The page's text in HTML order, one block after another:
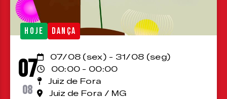
HOJE DANÇA
07
08
07/08 (sex) - 31/08 (seg)
00:00 - 00:00
Juiz de Fora
Juiz de Fora / MG